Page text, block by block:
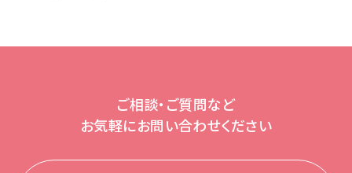
ご相談・ご質問など
お気軽にお問い合わせください